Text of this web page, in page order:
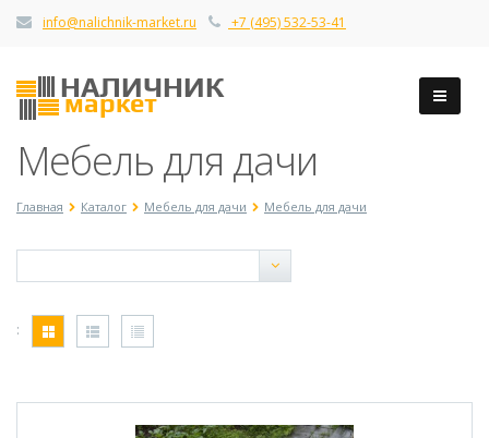
info@nalichnik-market.ru +7 (495) 532-53-41
Мебель для дачи
Главная Каталог Мебель для дачи Мебель для дачи
: